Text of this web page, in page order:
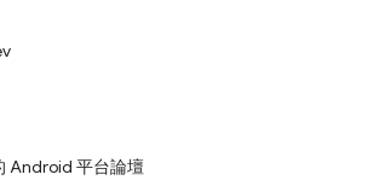
Android 平台論壇